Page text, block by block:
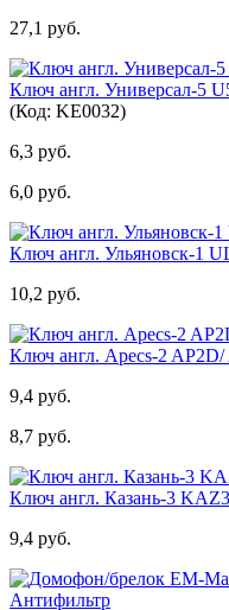
27,1 руб.
Ключ англ. Универсал-5
(Код: KE0032)
6,3 руб.
6,0 руб.
Ключ англ. Ульяновск-1
10,2 руб.
Ключ англ. Apecs-2 AP2D/
9,4 руб.
8,7 руб.
Ключ англ. Казань-3
9,4 руб.